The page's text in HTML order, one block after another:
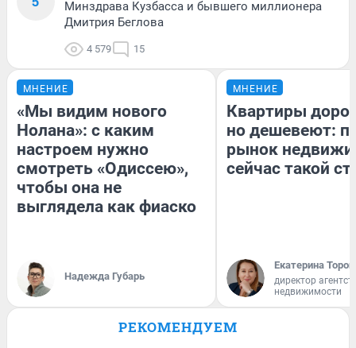
Минздрава Кузбасса и бывшего миллионера
Дмитрия Беглова
4 579 15
МНЕНИЕ
«Мы видим нового
Нолана»: с каким
настроем нужно
смотреть «Одиссею»,
чтобы она не
выглядела как фиаско
Надежда Губарь
МНЕНИЕ
Квартиры
но дешевеют:
рынок
сейчас такой
Екатерина
директор
недвижимости
РЕКОМЕНДУЕМ